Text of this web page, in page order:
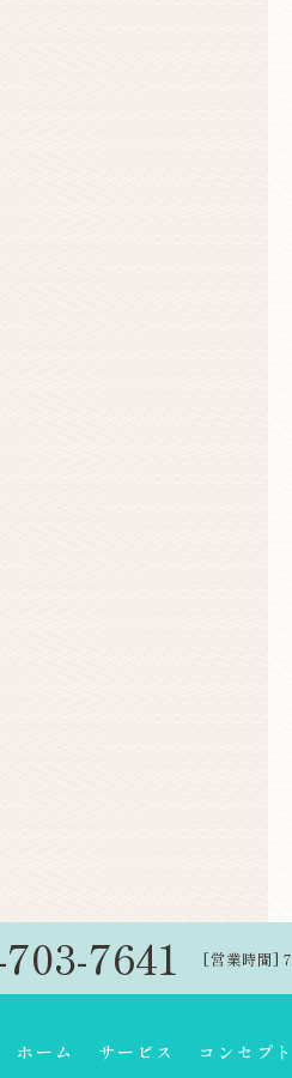
7641 [営業時間]
ホーム サービス コンセプト